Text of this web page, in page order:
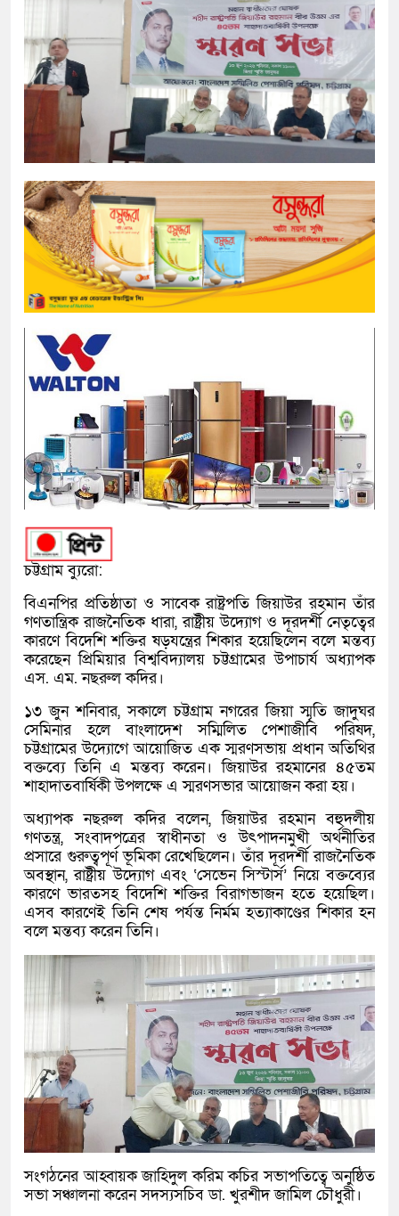
চট্টগ্রাম ব্যুরো:
বিএনপির প্রতিষ্ঠাতা ও সাবেক রাষ্ট্রপতি জিয়াউর রহমান তাঁর
গণতান্ত্রিক রাজনৈতিক ধারা, রাষ্ট্রীয় উদ্যোগ ও দূরদর্শী নেতৃত্বের
কারণে বিদেশি শক্তির ষড়যন্ত্রের শিকার হয়েছিলেন বলে মন্তব্য
করেছেন প্রিমিয়ার বিশ্ববিদ্যালয় চট্টগ্রামের উপাচার্য অধ্যাপক
এস. এম. নছরুল কদির।
১৩ জুন শনিবার, সকালে চট্টগ্রাম নগরের জিয়া স্মৃতি জাদুঘর
সেমিনার হলে বাংলাদেশ সম্মিলিত পেশাজীবি পরিষদ,
চট্টগ্রামের উদ্যোগে আয়োজিত এক স্মরণসভায় প্রধান অতিথির
বক্তব্যে তিনি এ মন্তব্য করেন। জিয়াউর রহমানের ৪৫তম
শাহাদাতবার্ষিকী উপলক্ষে এ স্মরণসভার আয়োজন করা হয়।
অধ্যাপক নছরুল কদির বলেন, জিয়াউর রহমান বহুদলীয়
গণতন্ত্র, সংবাদপত্রের স্বাধীনতা ও উৎপাদনমুখী অর্থনীতির
প্রসারে গুরুত্বপূর্ণ ভূমিকা রেখেছিলেন। তাঁর দূরদর্শী রাজনৈতিক
অবস্থান, রাষ্ট্রীয় উদ্যোগ এবং ‘সেভেন সিস্টার্স’ নিয়ে বক্তব্যের
কারণে ভারতসহ বিদেশি শক্তির বিরাগভাজন হতে হয়েছিল।
এসব কারণেই তিনি শেষ পর্যন্ত নির্মম হত্যাকাণ্ডের শিকার হন
বলে মন্তব্য করেন তিনি।
সংগঠনের আহ্বায়ক জাহিদুল করিম কচির সভাপতিত্বে অনুষ্ঠিত
সভা সঞ্চালনা করেন সদস্যসচিব ডা. খুরশীদ জামিল চৌধুরী।